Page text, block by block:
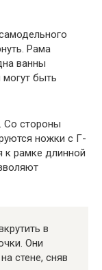
Рама
ванны
быть
Со стороны
ножки с Г-
к рамке длинной
в
Они
стене, сняв